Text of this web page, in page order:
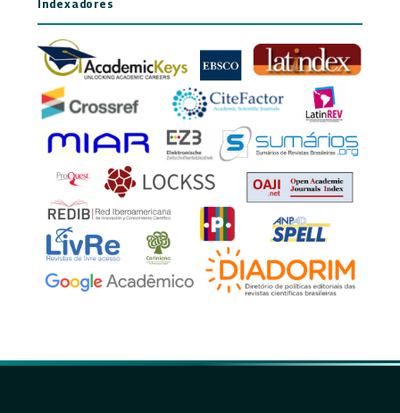
Indexadores